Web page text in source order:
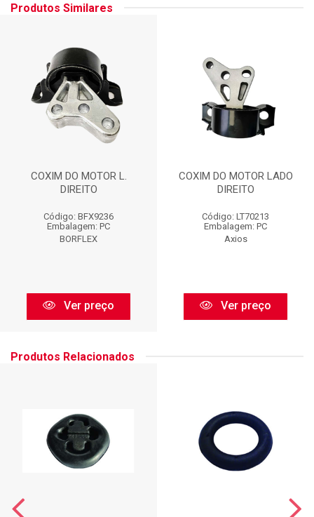
Produtos Similares
COXIM DO MOTOR L.
DIREITO
Código: BFX9236
Embalagem: PC
BORFLEX
Ver preço
COXIM DO MOTOR LADO
DIREITO
Código: LT70213
Embalagem: PC
Axios
Ver preço
Produtos Relacionados